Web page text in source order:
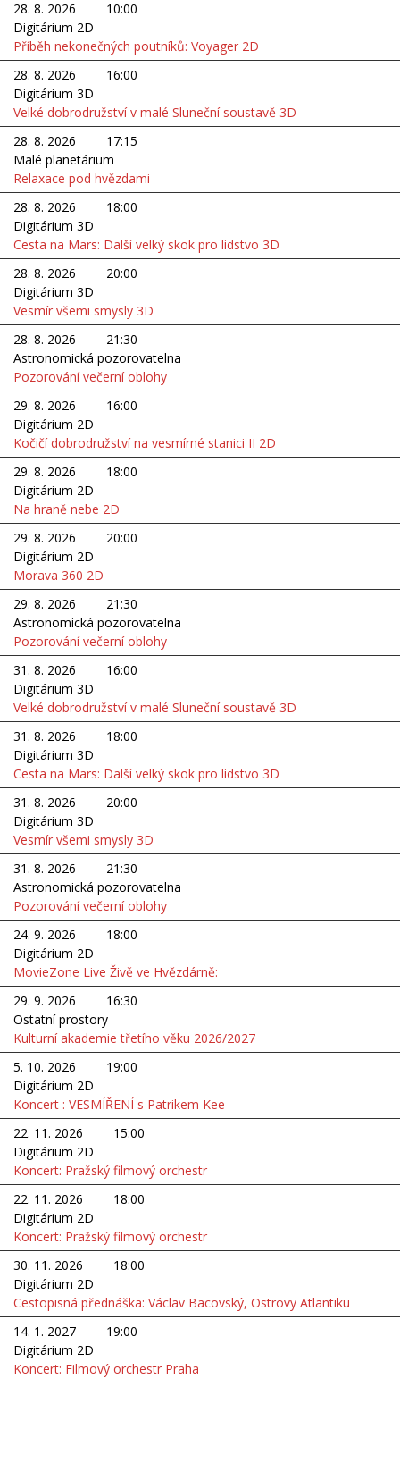
28. 8. 2026
10:00
Digitárium 2D
Příběh nekonečných poutníků: Voyager 2D
28. 8. 2026
16:00
Digitárium 3D
Velké dobrodružství v malé Sluneční soustavě 3D
28. 8. 2026
17:15
Malé planetárium
Relaxace pod hvězdami
28. 8. 2026
18:00
Digitárium 3D
Cesta na Mars: Další velký skok pro lidstvo 3D
28. 8. 2026
20:00
Digitárium 3D
Vesmír všemi smysly 3D
28. 8. 2026
21:30
Astronomická pozorovatelna
Pozorování večerní oblohy
29. 8. 2026
16:00
Digitárium 2D
Kočičí dobrodružství na vesmírné stanici II 2D
29. 8. 2026
18:00
Digitárium 2D
Na hraně nebe 2D
29. 8. 2026
20:00
Digitárium 2D
Morava 360 2D
29. 8. 2026
21:30
Astronomická pozorovatelna
Pozorování večerní oblohy
31. 8. 2026
16:00
Digitárium 3D
Velké dobrodružství v malé Sluneční soustavě 3D
31. 8. 2026
18:00
Digitárium 3D
Cesta na Mars: Další velký skok pro lidstvo 3D
31. 8. 2026
20:00
Digitárium 3D
Vesmír všemi smysly 3D
31. 8. 2026
21:30
Astronomická pozorovatelna
Pozorování večerní oblohy
24. 9. 2026
18:00
Digitárium 2D
MovieZone Live Živě ve Hvězdárně:
29. 9. 2026
16:30
Ostatní prostory
Kulturní akademie třetího věku 2026/2027
5. 10. 2026
19:00
Digitárium 2D
Koncert : VESMÍŘENÍ s Patrikem Kee
22. 11. 2026
15:00
Digitárium 2D
Koncert: Pražský filmový orchestr
22. 11. 2026
18:00
Digitárium 2D
Koncert: Pražský filmový orchestr
30. 11. 2026
18:00
Digitárium 2D
Cestopisná přednáška: Václav Bacovský, Ostrovy Atlantiku
14. 1. 2027
19:00
Digitárium 2D
Koncert: Filmový orchestr Praha